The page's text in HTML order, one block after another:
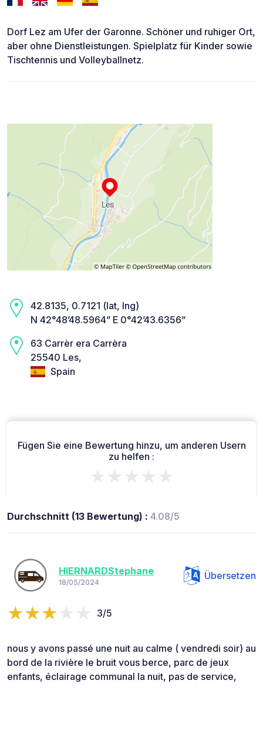
Dorf Lez am Ufer der Garonne. Schöner und ruhiger Ort,
aber ohne Dienstleistungen. Spielplatz für Kinder sowie
Tischtennis und Volleyballnetz.
42.8135, 0.7121 (lat, lng)
N 42°48’48.5964” E 0°42’43.6356”
63 Carrèr era Carrèra
25540 Les,
Spain
Fügen Sie eine Bewertung hinzu, um anderen Usern
zu helfen :
★★★★★
Durchschnitt (13 Bewertung) : 4.08/5
HIERNARDStephane
18/05/2024
Übersetzen
3/5
nous y avons passé une nuit au calme ( vendredi soir) au
bord de la rivière le bruit vous berce, parc de jeux
enfants, éclairage communal la nuit, pas de service,